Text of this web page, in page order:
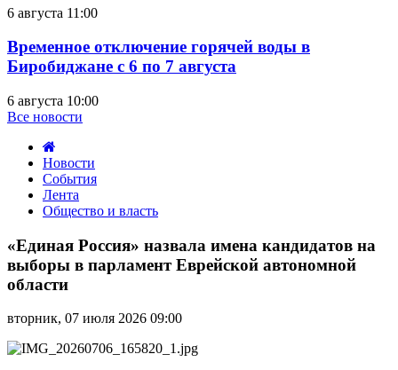
6 августа 11:00
Временное отключение горячей воды в
Биробиджане с 6 по 7 августа
6 августа 10:00
Все новости
Новости
События
Лента
Общество и власть
Россия»
имена
кандидатов
выборы
парламент
«Единая Россия» назвала имена кандидатов на
выборы в парламент Еврейской автономной
области
вторник, 07 июля 2026 09:00